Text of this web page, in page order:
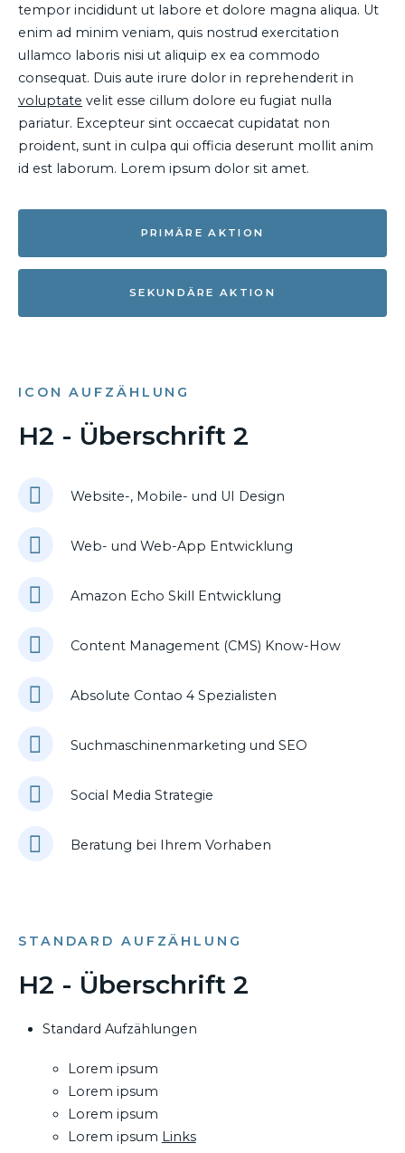
tempor incididunt ut labore et dolore magna aliqua. Ut
enim ad minim veniam, quis nostrud exercitation
ullamco laboris nisi ut aliquip ex ea commodo
consequat. Duis aute irure dolor in reprehenderit in
voluptate velit esse cillum dolore eu fugiat nulla
pariatur. Excepteur sint occaecat cupidatat non
proident, sunt in culpa qui officia deserunt mollit anim
id est laborum. Lorem ipsum dolor sit amet.
PRIMÄRE AKTION
SEKUNDÄRE AKTION
ICON AUFZÄHLUNG
H2 - Überschrift 2
Website-, Mobile- und UI Design
Web- und Web-App Entwicklung
Amazon Echo Skill Entwicklung
Content Management (CMS) Know-How
Absolute Contao 4 Spezialisten
Suchmaschinenmarketing und SEO
Social Media Strategie
Beratung bei Ihrem Vorhaben
STANDARD AUFZÄHLUNG
H2 - Überschrift 2
Standard Aufzählungen
Lorem ipsum
Lorem ipsum
Lorem ipsum
Lorem ipsum Links